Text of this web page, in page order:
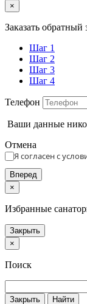
×
Заказать обратный
Шаг 1
Шаг 2
Шаг 3
Шаг 4
Телефон
Ваши данные
Отмена
Я согласен с
Вперед
×
Избранные
Закрыть
×
Поиск
Закрыть Найти